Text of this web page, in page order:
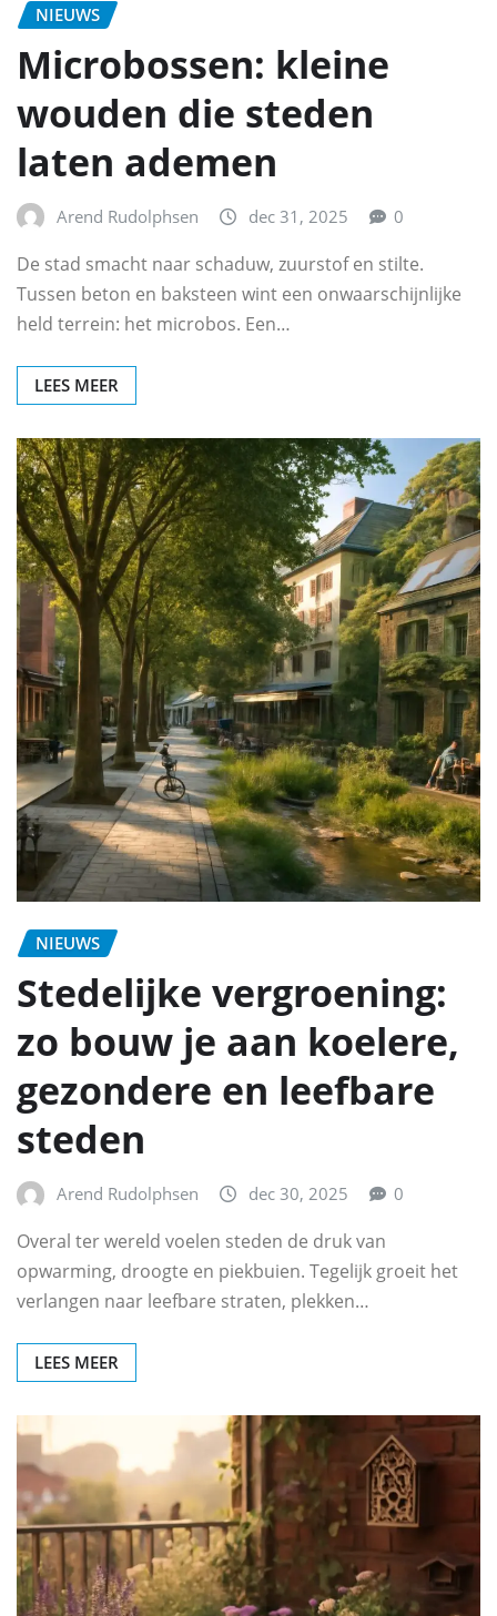
NIEUWS
Microbossen: kleine
wouden die steden
laten ademen
Arend Rudolphsen dec 31, 2025 0
De stad smacht naar schaduw, zuurstof en stilte.
Tussen beton en baksteen wint een onwaarschijnlijke
held terrein: het microbos. Een…
LEES MEER
NIEUWS
Stedelijke vergroening:
zo bouw je aan koelere,
gezondere en leefbare
steden
Arend Rudolphsen dec 30, 2025 0
Overal ter wereld voelen steden de druk van
opwarming, droogte en piekbuien. Tegelijk groeit het
verlangen naar leefbare straten, plekken…
LEES MEER